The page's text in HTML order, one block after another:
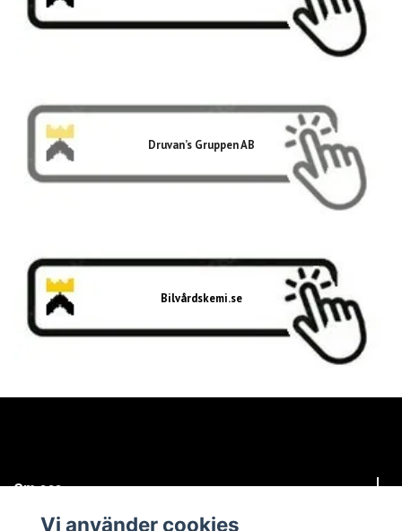
Druvan’s Gruppen AB
Bilvårdskemi.se
Om oss
Vi använder cookies